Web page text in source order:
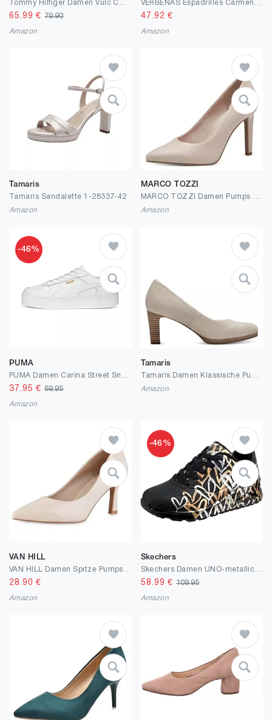
65.99 €79.90
Amazon
47.92 €
Amazon
Tamaris
Tamaris Sandalette 1-28337-42
Amazon
MARCO TOZZI
Amazon
-46%
PUMA
37.95 €69.95
Amazon
Tamaris
Amazon
VAN HILL
28.90 €
Amazon
-46%
Skechers
58.99 € 109.95
Amazon